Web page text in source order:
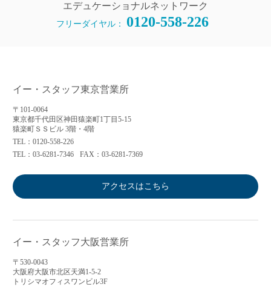
エデュケーショナルネットワーク
フリーダイヤル： 0120-558-226
イー・スタッフ東京営業所
〒101-0064
東京都千代田区神田猿楽町1丁目5-15
猿楽町ＳＳビル 3階・4階
TEL：0120-558-226
TEL：03-6281-7346
FAX：03-6281-7369
アクセスはこちら
イー・スタッフ大阪営業所
〒530-0043
大阪府大阪市北区天満1-5-2
トリシマオフィスワンビル3F